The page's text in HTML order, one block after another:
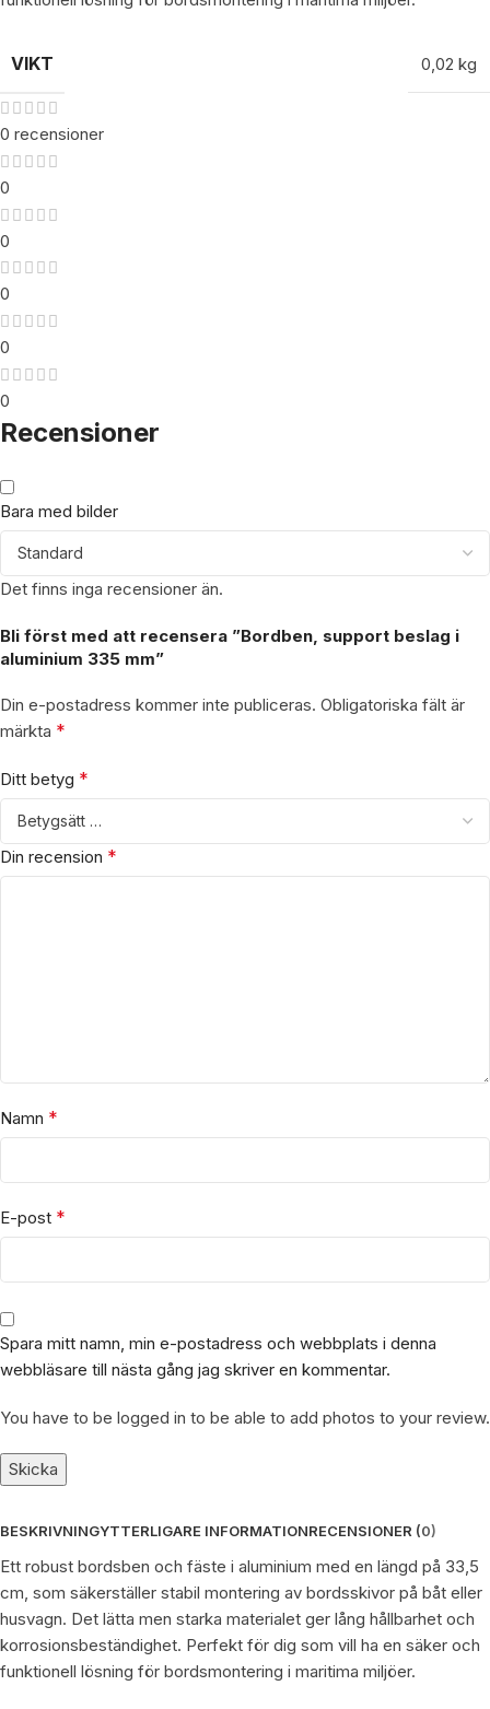
VIKT 0,02 kg
0 recensioner
0
0
0
0
0
Recensioner
Bara med bilder
Det finns inga recensioner än.
Bli först med att recensera ”Bordben, support beslag i
aluminium 335 mm”
Din e-postadress kommer inte publiceras. Obligatoriska fält är
märkta *
Ditt betyg *
Din recension *
Namn *
E-post *
Spara mitt namn, min e-postadress och webbplats i denna
webbläsare till nästa gång jag skriver en kommentar.
You have to be logged in to be able to add photos to your review.
BESKRIVNINGYTTERLIGARE INFORMATIONRECENSIONER (0)
Ett robust bordsben och fäste i aluminium med en längd på 33,5
cm, som säkerställer stabil montering av bordsskivor på båt eller
husvagn. Det lätta men starka materialet ger lång hållbarhet och
korrosionsbeständighet. Perfekt för dig som vill ha en säker och
funktionell lösning för bordsmontering i maritima miljöer.